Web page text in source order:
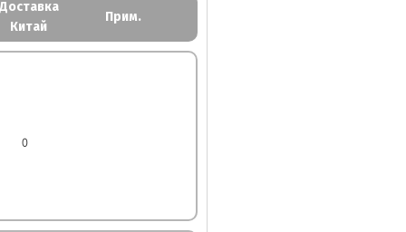
Китай
Прим.
0